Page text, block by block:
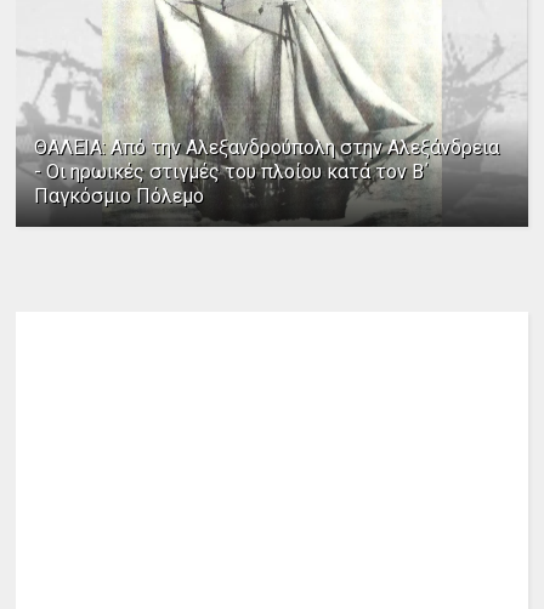
ΘΑΛΕΙΑ: Από την Αλεξανδρούπολη στην Αλεξάνδρεια
- Οι ηρωικές στιγμές του πλοίου κατά τον Β΄
Παγκόσμιο Πόλεμο